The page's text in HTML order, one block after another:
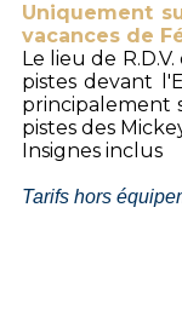
Uniquement
vacances de
Le lieu de
pistes devant
principalement
pistes des
Insignes inclus
Tarifs hors